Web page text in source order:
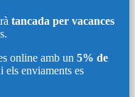
tancada per vacances
online amb un 5% de
i els enviaments es